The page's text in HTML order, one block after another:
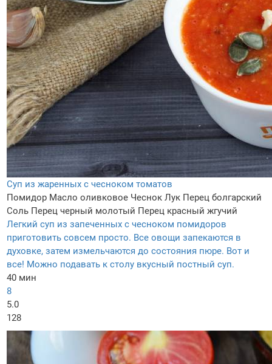
Суп из жаренных с чесноком томатов
Помидор Масло оливковое Чеснок Лук Перец болгарский
Соль Перец черный молотый Перец красный жгучий
Легкий суп из запеченных с чесноком помидоров
приготовить совсем просто. Все овощи запекаются в
духовке, затем измельчаются до состояния пюре. Вот и
все! Можно подавать к столу вкусный постный суп.
40 мин
8
5.0
128